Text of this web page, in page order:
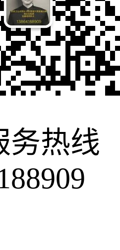
务热线